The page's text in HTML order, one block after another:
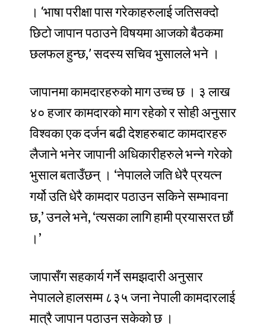
। ‘भाषापरीक्षापासगरेकाहरुलाईजतिसक्दो
छिटोजापानपठाउनेविषयमाआजकोबैठकमा
छलफलहुन्छ,’ सदस्यसचिवभुसाललेभने ।
जापानमाकामदारहरुकोमागउच्चछ । ३ लाख
४० हजारकामदारकोमागरहेकोरसोहीअनुसार
विश्वकाएकदर्जनबढीदेशहरुबाटकामदारहरु
लैजानेभनेरजापानीअधिकारीहरुलेभन्नेगरेको
भुसालबताउँछन् । ‘नेपाललेजति धेरैप्रयत्न
गर्योउति धेरैकामदारपठाउनसकिनेसम्भावना
छ,’उनलेभने, ‘त्यसकालागिहामीप्रयासरतछौं
। ’
जापासँगसहकार्यगर्नेसमझदारीअनुसार
नेपाललेहालसम्म ८३५ जनानेपालीकामदारलाई
मात्रैजापानपठाउनसकेकोछ ।